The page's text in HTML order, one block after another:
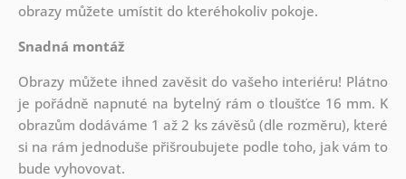
obrazy můžete umístit do kteréhokoliv pokoje.
Snadná montáž
Obrazy můžete ihned zavěsit do vašeho interiéru! Plátno
je pořádně napnuté na bytelný rám o tloušťce 16 mm. K
obrazům dodáváme 1 až 2 ks závěsů (dle rozměru), které
si na rám jednoduše přišroubujete podle toho, jak vám to
bude vyhovovat.